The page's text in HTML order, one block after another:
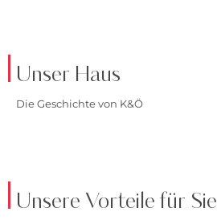
Unser Haus
Die Geschichte von K&Ö
Unsere Vorteile für Sie